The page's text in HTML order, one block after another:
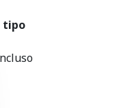
tipo